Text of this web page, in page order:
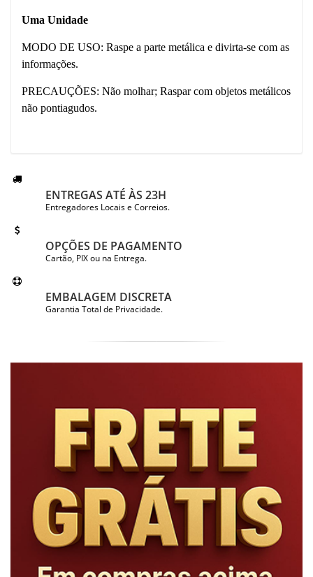
Uma Unidade
MODO DE USO: Raspe a parte metálica e divirta-se com as
informações.
PRECAUÇÕES: Não molhar; Raspar com objetos metálicos
não pontiagudos.
ENTREGAS ATÉ ÀS 23H
Entregadores Locais e Correios.
OPÇÕES DE PAGAMENTO
Cartão, PIX ou na Entrega.
EMBALAGEM DISCRETA
Garantia Total de Privacidade.